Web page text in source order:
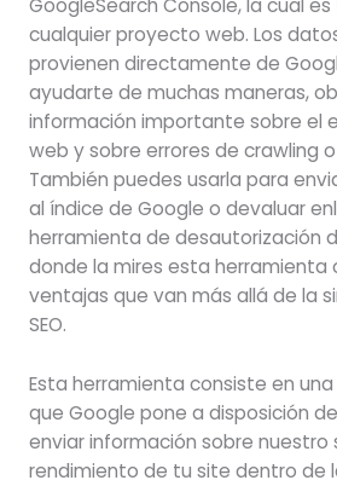
GoogleSearch Console, la cual
cualquier proyecto web. Los
provienen directamente de
ayudarte de muchas maneras,
información importante sobre el
web y sobre errores de crawling
También puedes usarla para
al índice de Google o devaluar
herramienta de desautorización
donde la mires esta herramienta
ventajas que van más allá de la
SEO.
Esta herramienta consiste en
que Google pone a disposición
enviar información sobre nuestro
rendimiento de tu site dentro de